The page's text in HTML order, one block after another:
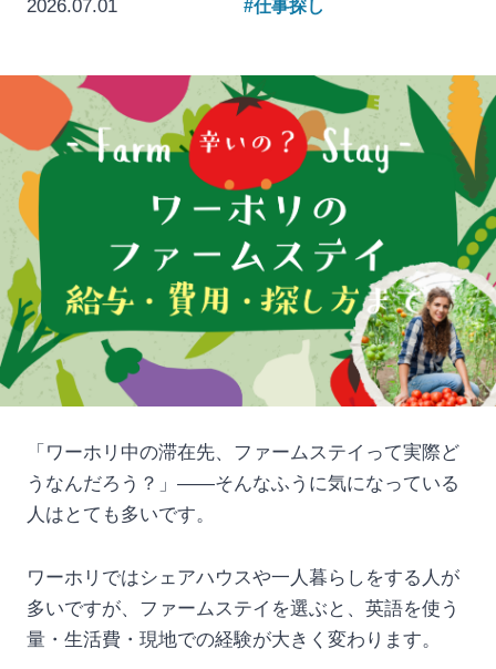
2026.07.01
#仕事探し
「ワーホリ中の滞在先、ファームステイって実際ど
うなんだろう？」——そんなふうに気になっている
人はとても多いです。
ワーホリではシェアハウスや一人暮らしをする人が
多いですが、ファームステイを選ぶと、英語を使う
量・生活費・現地での経験が大きく変わります。